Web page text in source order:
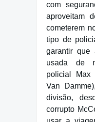
com
aproveitam
cometerem
tipo de
garantir que
usada de
policial Max
Van
divisão,
corrupto